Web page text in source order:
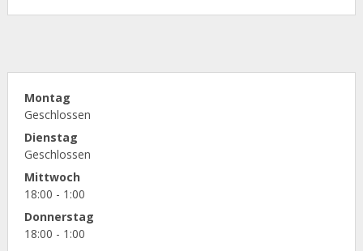
Montag
Geschlossen
Dienstag
Geschlossen
Mittwoch
18:00 - 1:00
Donnerstag
18:00 - 1:00